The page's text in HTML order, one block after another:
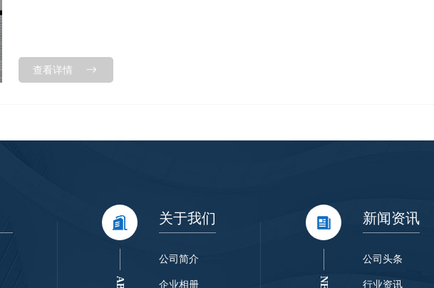
查看详情
关于我们
公司简介
企业相册
新闻资讯
公司头条
行业资讯